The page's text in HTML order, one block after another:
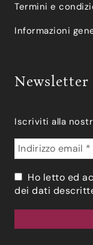
Termini e
Informazioni
Newsletter
Iscriviti alla
Ho letto ed
dei dati